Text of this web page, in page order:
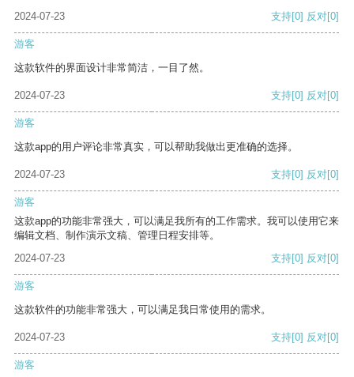
2024-07-23 支持[0] 反对[0]
游客
这款软件的界面设计非常简洁，一目了然。
2024-07-23 支持[0] 反对[0]
游客
这款app的用户评论非常真实，可以帮助我做出更准确的选择。
2024-07-23 支持[0] 反对[0]
游客
这款app的功能非常强大，可以满足我所有的工作需求。我可以使用它来
编辑文档、制作演示文稿、管理日程安排等。
2024-07-23
支持[0] 反对[0]
游客
这款软件的功能非常强大，可以满足我日常使用的需求。
2024-07-23 支持[0] 反对[0]
游客